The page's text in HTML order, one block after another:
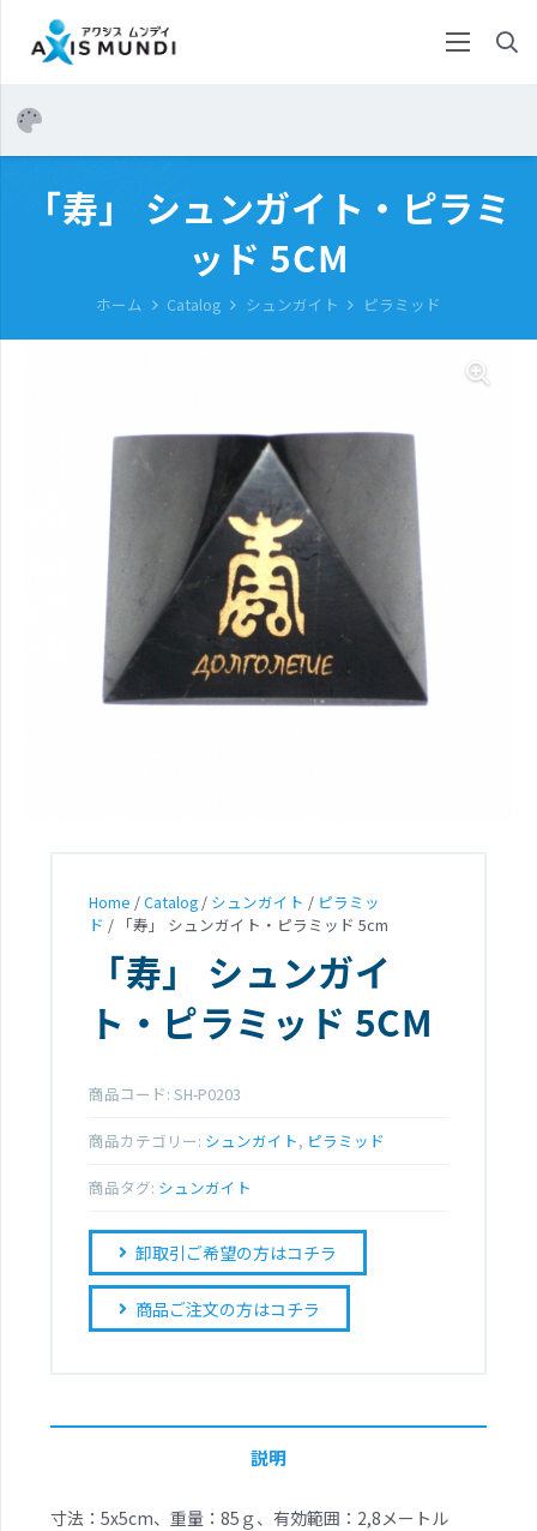
「寿」 シュンガイト・ピラミ
ッド 5CM
ホーム Catalog シュンガイト ピラミッド
Home /Catalog / シュンガイト / ピラミッ
ド / 「寿」 シュンガイト・ピラミッド 5cm
「寿」 シュンガイ
ト・ピラミッド 5CM
商品コード: SH-P0203
商品カテゴリー: シュンガイト, ピラミッド
商品タグ: シュンガイト
卸取引ご希望の方はコチラ
商品ご注文の方はコチラ
説明
寸法：5x5cm、重量：85ｇ、有効範囲：2,8メートル